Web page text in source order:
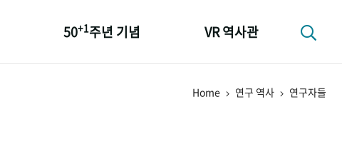
50+1주년 기념 VR 역사관
Home 연구 역사 연구자들